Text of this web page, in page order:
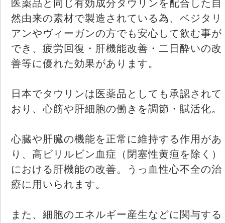
医薬品と同じ有効成分タウリンを配合した自
然由来の素材で製造されている為、ベジタリ
アンやヴィーガンの方でも安心して飲む事が
でき、疲労回復・肝機能改善・二日酔いの改
善等に優れた効果があります。
日本でタウリンは医薬品としても承認されて
おり、心筋や肝細胞の働きを調節・賦活化。
心臓や肝臓の機能を正常に維持する作用があ
り、高ビリルビン血症（閉塞性黄疸を除く）
における肝機能の改善。うっ血性心不全の治
療に用いられます。
また、細胞のエネルギー産生などに関与する